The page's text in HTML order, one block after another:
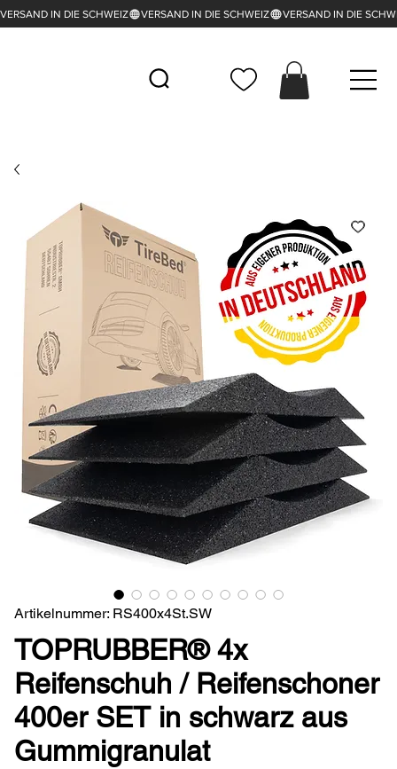
VERSAND IN DIE SCHWEIZ
Artikelnummer: RS400x4St.SW
TOPRUBBER® 4x
Reifenschuh / Reifenschoner
400er SET in schwarz aus
Gummigranulat